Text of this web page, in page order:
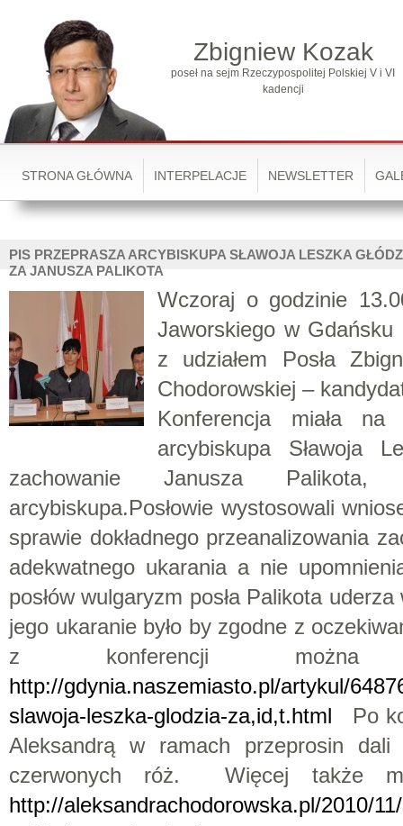
Zbigniew Kozak
poseł na sejm Rzeczypospolitej Polskiej V i VI
kadencji
STRONA GŁÓWNA INTERPELACJE NEWSLETTER
PIS PRZEPRASZA ARCYBISKUPA SŁAWOJA LESZKA
ZA JANUSZA PALIKOTA
Wczoraj o godzinie
Jaworskiego w Gdańsku
z udziałem Posła
Chodorowskiej –
Konferencja miała na
arcybiskupa Sławoja
zachowanie Janusza
arcybiskupa.Posłowie wystosowali
sprawie dokładnego przeanalizowania
adekwatnego ukarania a nie
posłów wulgaryzm posła Palikota
jego ukaranie było by zgodne z
z konferencji można
http://gdynia.naszemiasto.pl/artykul/
slawoja-leszka-glodzia-za,id,t.html Po
Aleksandrą w ramach przeprosin dali
czerwonych róż. Więcej także
http://aleksandrachodorowska.pl/2010/